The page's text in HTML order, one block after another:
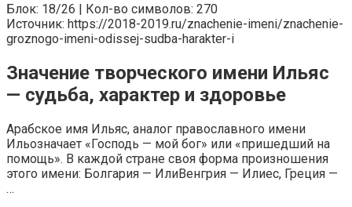
Блок: 18/26 | Кол-во символов: 270
Источник: https://2018-2019.ru/znachenie-imeni/znachenie-
groznogo-imeni-odissej-sudba-harakter-i
Значение творческого имени Ильяс
— судьба, характер и здоровье
Арабское имя Ильяс, аналог православного имени
Ильозначает «Господь — мой бог» или «пришедший на
помощь». В каждой стране своя форма произношения
этого имени: Болгария — ИлиВенгрия — Илиес, Греция —
…